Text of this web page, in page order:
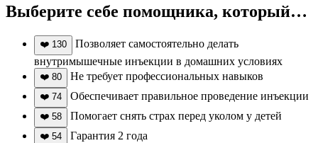
Выберите себе помощника, который…
❤️ 130
Позволяет самостоятельно делать
внутримышечные инъекции в домашних условиях
❤️ 80 Не требует профессиональных навыков
❤️ 74 Обеспечивает правильное проведение инъекции
❤️ 58 Помогает снять страх перед уколом у детей
❤️ 54 Гарантия 2 года